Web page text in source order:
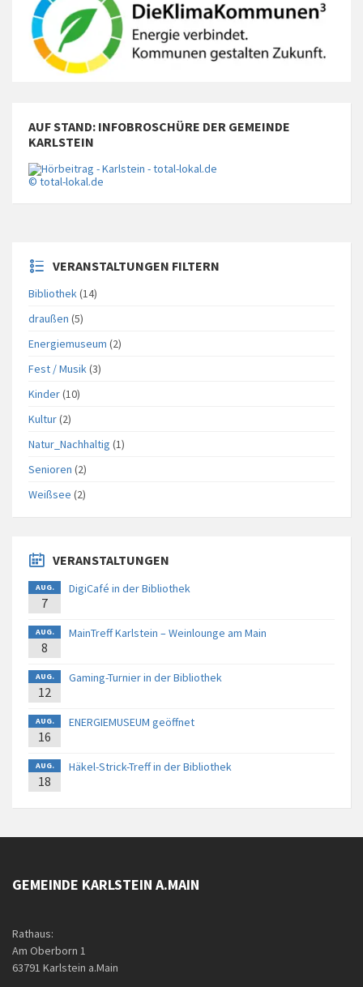
AUF STAND: INFOBROSCHÜRE DER GEMEINDE
KARLSTEIN
© total-lokal.de
VERANSTALTUNGEN FILTERN
Bibliothek(14)
draußen (5)
Energiemuseum (2)
Fest / Musik(3)
Kinder(10)
Kultur(2)
Natur_Nachhaltig (1)
Senioren (2)
Weißsee (2)
VERANSTALTUNGEN
AUG.
7
DigiCafé in der Bibliothek
AUG.
8
MainTreff Karlstein – Weinlounge am Main
AUG.
12
Gaming-Turnier in der Bibliothek
AUG.
16
ENERGIEMUSEUM geöffnet
AUG.
18
Häkel-Strick-Treff in der Bibliothek
GEMEINDE KARLSTEIN A.MAIN
Rathaus:
Am Oberborn 1
63791 Karlstein a.Main